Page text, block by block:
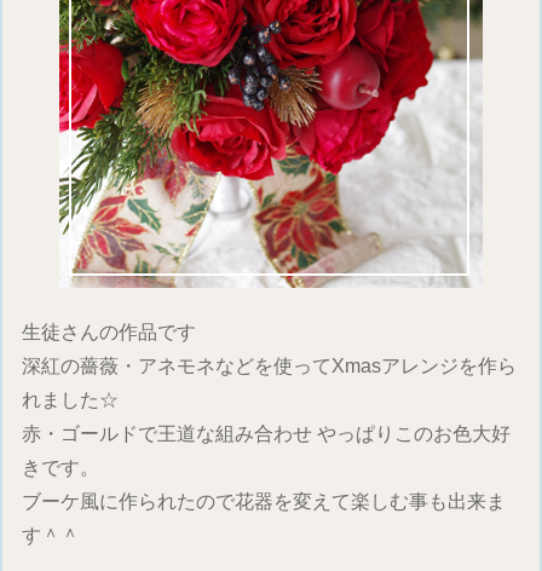
生徒さんの作品です
深紅の薔薇・アネモネなどを使ってXmasアレンジを作ら
れました☆
赤・ゴールドで王道な組み合わせ やっぱりこのお色大好
きです。
ブーケ風に作られたので花器を変えて楽しむ事も出来ま
す＾＾